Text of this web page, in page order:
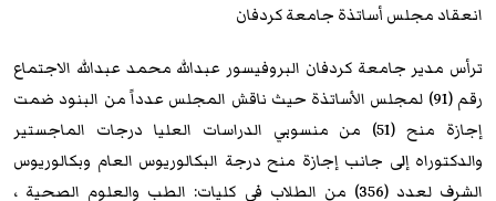
انعقاد مجلس أساتذة جامعة كردفان
ترأس مدير جامعة كردفان البروفيسور عبدالله محمد عبدالله الاجتماع
رقم (91) لمجلس الأساتذة حيث ناقش المجلس عدداً من البنود ضمت
إجازة منح (51) من منسوبي الدراسات العليا درجات الماجستير
والدكتوراه إلى جانب إجازة منح درجة البكالوريوس العام وبكالوريوس
الشرف لعدد (356) من الطلاب في كليات: الطب والعلوم الصحية ،